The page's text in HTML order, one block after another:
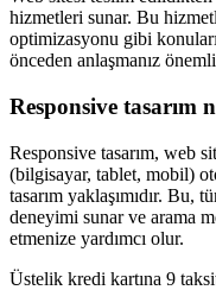
hizmetleri sunar. Bu
optimizasyonu gibi
önceden anlaşmanız
Responsive tasarım
Responsive tasarım, web
(bilgisayar, tablet, mobil)
tasarım yaklaşımıdır. Bu,
deneyimi sunar ve arama
etmenize yardımcı olur.
Üstelik kredi kartına 9